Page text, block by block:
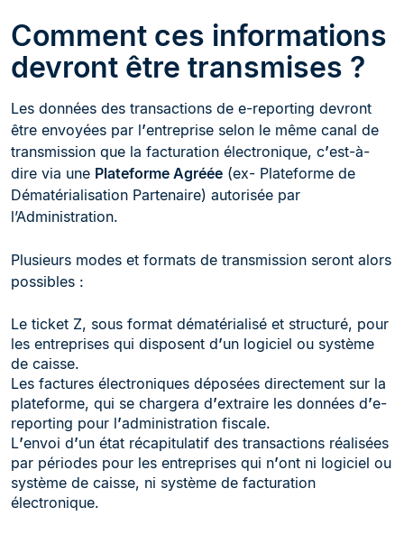
Comment ces informations
devront être transmises ?
Les données des transactions de e-reporting devront
être envoyées par l’entreprise selon le même canal de
transmission que la facturation électronique, c’est-à-
dire via une Plateforme Agréée (ex- Plateforme de
Dématérialisation Partenaire) autorisée par
l’Administration.
Plusieurs modes et formats de transmission seront alors
possibles :
Le ticket Z, sous format dématérialisé et structuré, pour
les entreprises qui disposent d’un logiciel ou système
de caisse.
Les factures électroniques déposées directement sur la
plateforme, qui se chargera d’extraire les données d’e-
reporting pour l’administration fiscale.
L’envoi d’un état récapitulatif des transactions réalisées
par périodes pour les entreprises qui n’ont ni logiciel ou
système de caisse, ni système de facturation
électronique.